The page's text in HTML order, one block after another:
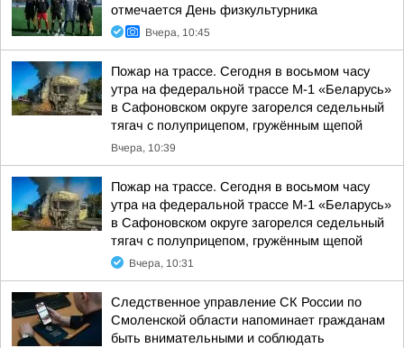
отмечается День физкультурника
Вчера, 10:45
Пожар на трассе. Сегодня в восьмом часу
утра на федеральной трассе М-1 «Беларусь»
в Сафоновском округе загорелся седельный
тягач с полуприцепом, гружённым щепой
Вчера, 10:39
Пожар на трассе. Сегодня в восьмом часу
утра на федеральной трассе М-1 «Беларусь»
в Сафоновском округе загорелся седельный
тягач с полуприцепом, гружённым щепой
Вчера, 10:31
Следственное управление СК России по
Смоленской области напоминает гражданам
быть внимательными и соблюдать